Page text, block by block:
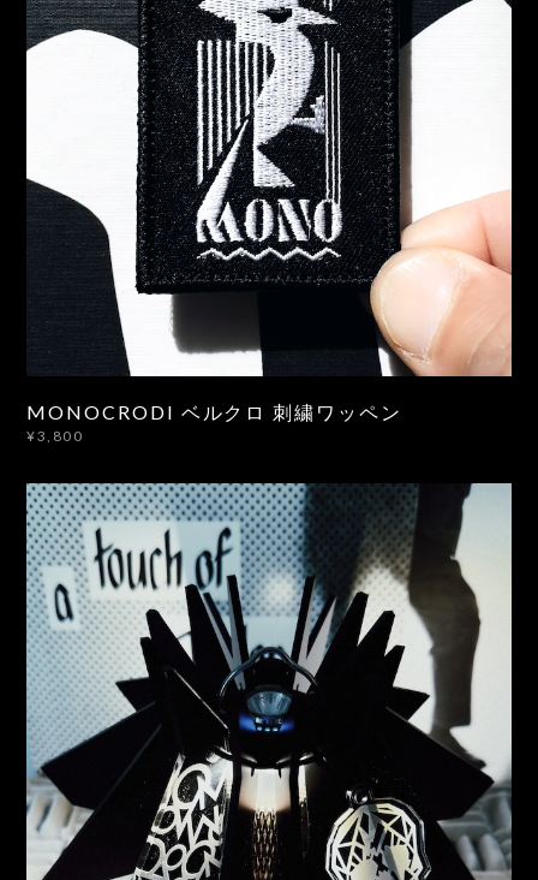
MONOCRODI ベルクロ 刺繍ワッペン
¥3,800